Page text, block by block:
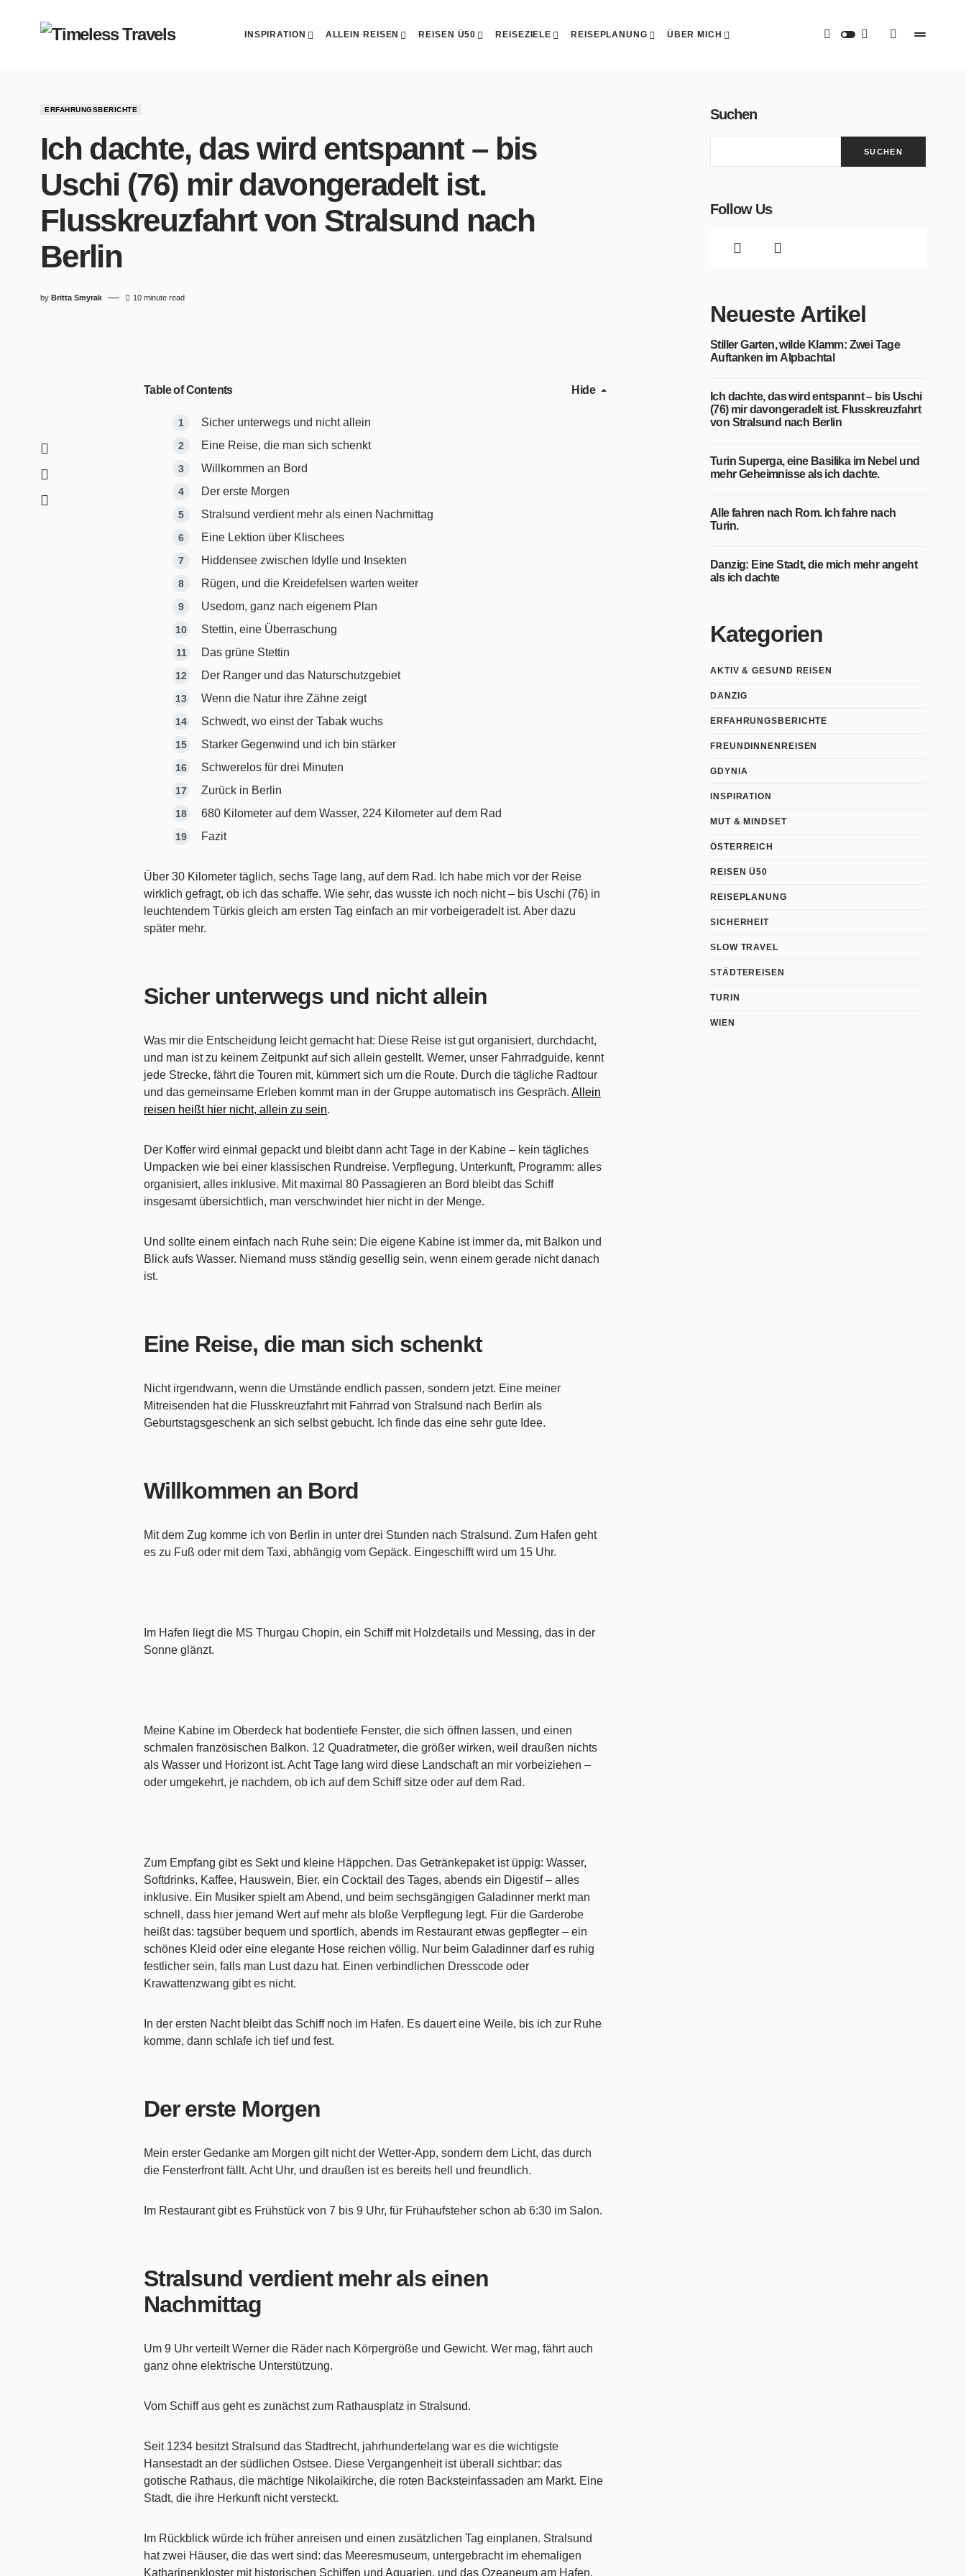
INSPIRATION ALLEIN REISEN REISEN Ü50 REISEZIELE REISEPLANUNG ÜBER MICH
ERFAHRUNGSBERICHTE
Ich dachte, das wird entspannt – bis
Uschi (76) mir davongeradelt ist.
Flusskreuzfahrt von Stralsund nach
Berlin
by Britta Smyrak 10 minute read
Table of Contents Hide
Sicher unterwegs und nicht allein
Eine Reise, die man sich schenkt
Willkommen an Bord
Der erste Morgen
Stralsund verdient mehr als einen Nachmittag
Eine Lektion über Klischees
Hiddensee zwischen Idylle und Insekten
Rügen, und die Kreidefelsen warten weiter
Usedom, ganz nach eigenem Plan
Stettin, eine Überraschung
Das grüne Stettin
Der Ranger und das Naturschutzgebiet
Wenn die Natur ihre Zähne zeigt
Schwedt, wo einst der Tabak wuchs
Starker Gegenwind und ich bin stärker
Schwerelos für drei Minuten
Zurück in Berlin
680 Kilometer auf dem Wasser, 224 Kilometer auf dem Rad
Fazit
Über 30 Kilometer täglich, sechs Tage lang, auf dem Rad. Ich habe mich vor der Reise
wirklich gefragt, ob ich das schaffe. Wie sehr, das wusste ich noch nicht – bis Uschi (76) in
leuchtendem Türkis gleich am ersten Tag einfach an mir vorbeigeradelt ist. Aber dazu
später mehr.
Sicher unterwegs und nicht allein
Was mir die Entscheidung leicht gemacht hat: Diese Reise ist gut organisiert, durchdacht,
und man ist zu keinem Zeitpunkt auf sich allein gestellt. Werner, unser Fahrradguide, kennt
jede Strecke, fährt die Touren mit, kümmert sich um die Route. Durch die tägliche Radtour
und das gemeinsame Erleben kommt man in der Gruppe automatisch ins Gespräch. Allein
reisen heißt hier nicht, allein zu sein.
Der Koffer wird einmal gepackt und bleibt dann acht Tage in der Kabine – kein tägliches
Umpacken wie bei einer klassischen Rundreise. Verpflegung, Unterkunft, Programm: alles
organisiert, alles inklusive. Mit maximal 80 Passagieren an Bord bleibt das Schiff
insgesamt übersichtlich, man verschwindet hier nicht in der Menge.
Und sollte einem einfach nach Ruhe sein: Die eigene Kabine ist immer da, mit Balkon und
Blick aufs Wasser. Niemand muss ständig gesellig sein, wenn einem gerade nicht danach
ist.
Eine Reise, die man sich schenkt
Nicht irgendwann, wenn die Umstände endlich passen, sondern jetzt. Eine meiner
Mitreisenden hat die Flusskreuzfahrt mit Fahrrad von Stralsund nach Berlin als
Geburtstagsgeschenk an sich selbst gebucht. Ich finde das eine sehr gute Idee.
Willkommen an Bord
Mit dem Zug komme ich von Berlin in unter drei Stunden nach Stralsund. Zum Hafen geht
es zu Fuß oder mit dem Taxi, abhängig vom Gepäck. Eingeschifft wird um 15 Uhr.
Im Hafen liegt die MS Thurgau Chopin, ein Schiff mit Holzdetails und Messing, das in der
Sonne glänzt.
Meine Kabine im Oberdeck hat bodentiefe Fenster, die sich öffnen lassen, und einen
schmalen französischen Balkon. 12 Quadratmeter, die größer wirken, weil draußen nichts
als Wasser und Horizont ist. Acht Tage lang wird diese Landschaft an mir vorbeiziehen –
oder umgekehrt, je nachdem, ob ich auf dem Schiff sitze oder auf dem Rad.
Zum Empfang gibt es Sekt und kleine Häppchen. Das Getränkepaket ist üppig: Wasser,
Softdrinks, Kaffee, Hauswein, Bier, ein Cocktail des Tages, abends ein Digestif – alles
inklusive. Ein Musiker spielt am Abend, und beim sechsgängigen Galadinner merkt man
schnell, dass hier jemand Wert auf mehr als bloße Verpflegung legt. Für die Garderobe
heißt das: tagsüber bequem und sportlich, abends im Restaurant etwas gepflegter – ein
schönes Kleid oder eine elegante Hose reichen völlig. Nur beim Galadinner darf es ruhig
festlicher sein, falls man Lust dazu hat. Einen verbindlichen Dresscode oder
Krawattenzwang gibt es nicht.
In der ersten Nacht bleibt das Schiff noch im Hafen. Es dauert eine Weile, bis ich zur Ruhe
komme, dann schlafe ich tief und fest.
Der erste Morgen
Mein erster Gedanke am Morgen gilt nicht der Wetter-App, sondern dem Licht, das durch
die Fensterfront fällt. Acht Uhr, und draußen ist es bereits hell und freundlich.
Im Restaurant gibt es Frühstück von 7 bis 9 Uhr, für Frühaufsteher schon ab 6:30 im Salon.
Stralsund verdient mehr als einen
Nachmittag
Um 9 Uhr verteilt Werner die Räder nach Körpergröße und Gewicht. Wer mag, fährt auch
ganz ohne elektrische Unterstützung.
Vom Schiff aus geht es zunächst zum Rathausplatz in Stralsund.
Seit 1234 besitzt Stralsund das Stadtrecht, jahrhundertelang war es die wichtigste
Hansestadt an der südlichen Ostsee. Diese Vergangenheit ist überall sichtbar: das
gotische Rathaus, die mächtige Nikolaikirche, die roten Backsteinfassaden am Markt. Eine
Stadt, die ihre Herkunft nicht versteckt.
Im Rückblick würde ich früher anreisen und einen zusätzlichen Tag einplanen. Stralsund
hat zwei Häuser, die das wert sind: das Meeresmuseum, untergebracht im ehemaligen
Katharinenkloster mit historischen Schiffen und Aquarien, und das Ozeaneum am Hafen,
Suchen
SUCHEN
Follow Us
Neueste Artikel
Stiller Garten, wilde Klamm: Zwei Tage
Auftanken im Alpbachtal
Ich dachte, das wird entspannt – bis Uschi
(76) mir davongeradelt ist. Flusskreuzfahrt
von Stralsund nach Berlin
Turin Superga, eine Basilika im Nebel und
mehr Geheimnisse als ich dachte.
Alle fahren nach Rom. Ich fahre nach
Turin.
Danzig: Eine Stadt, die mich mehr angeht
als ich dachte
Kategorien
AKTIV & GESUND REISEN
DANZIG
ERFAHRUNGSBERICHTE
FREUNDINNENREISEN
GDYNIA
INSPIRATION
MUT & MINDSET
ÖSTERREICH
REISEN Ü50
REISEPLANUNG
SICHERHEIT
SLOW TRAVEL
STÄDTEREISEN
TURIN
WIEN